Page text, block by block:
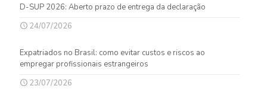
D-SUP 2026: Aberto prazo de entrega da declaração
24/07/2026
Expatriados no Brasil: como evitar custos e riscos ao
empregar profissionais estrangeiros
23/07/2026